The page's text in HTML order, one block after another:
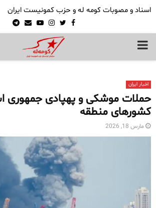
اسناد و مصوبات کومه له و حزب کمونیست ایران
Facebook
Twitter
Instagram
Youtube
Email
PRIMARY
اخبار ایران
حملات موشکی و پهپادی جمهوری
کشورهای منطقه
مارس 18, 2026